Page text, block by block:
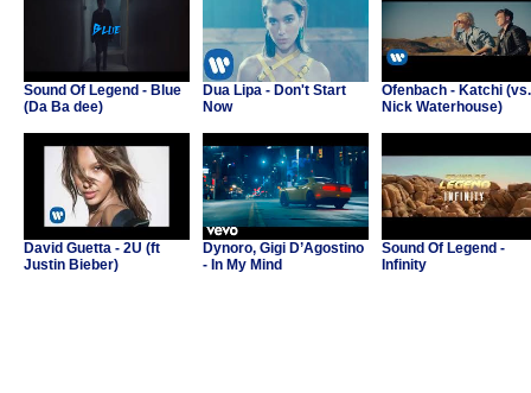
Sound Of Legend - Blue
(Da Ba dee)
Dua Lipa - Don't Start
Now
Ofenbach - Katchi (vs.
Nick Waterhouse)
David Guetta - 2U (ft
Justin Bieber)
Dynoro, Gigi D’Agostino
- In My Mind
Sound Of Legend -
Infinity